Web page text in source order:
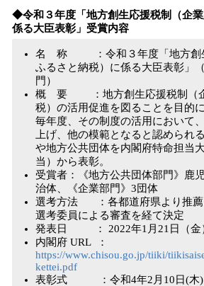
◆令和３年度「地方創生応援税制（企
係る大臣表彰」受賞内容
名 称 ：令和３年度「地方創生
ふるさと納税）に係る大臣表彰」
門）
概 要 ：地方創生応援税制（企
税）の活用促進を図ることを目的
毎年度、その制度の活用において
上げ、他の模範となると認められ
や地方公共団体を内閣府特命担当
当）から表彰。
受賞者：《地方公共団体部門》鹿
治体、《企業部門》3団体
選考方法 ：各都道府県より推薦
選考委員による審査を経て決定
発表日 ： 2022年1月21日（金
内閣府 URL ：
https://www.chisou.go.jp/tiiki/
kettei.pdf
表彰式 ：令和4年2月10日(木